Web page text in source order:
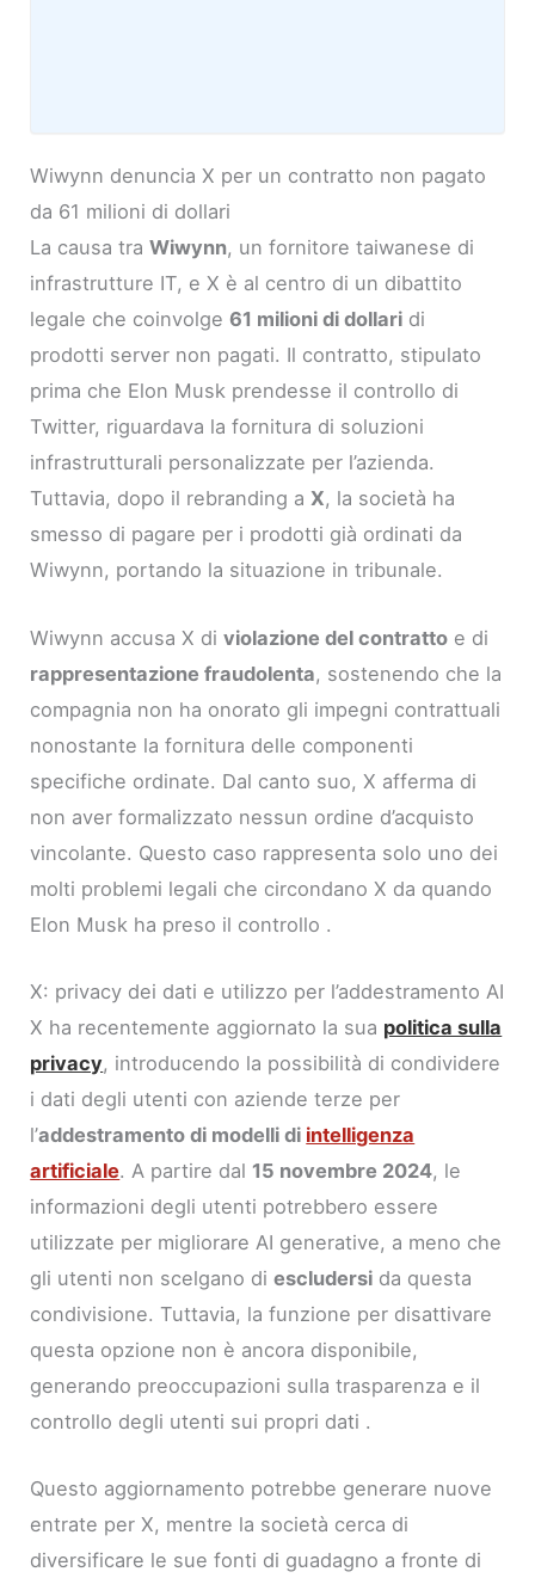
Wiwynn denuncia X per un contratto non pagato
da 61 milioni di dollari
La causa traWiwynn, un fornitore taiwanese di
infrastrutture IT, e X è al centro di un dibattito
legale che coinvolge61 milioni di dollari di
prodotti server non pagati. Il contratto, stipulato
prima che Elon Musk prendesse il controllo di
Twitter, riguardava la fornitura di soluzioni
infrastrutturali personalizzate per l’azienda.
Tuttavia, dopo il rebranding aX, la società ha
smesso di pagare per i prodotti già ordinati da
Wiwynn, portando la situazione in tribunale.
Wiwynn accusa X diviolazione del contratto e di
rappresentazione fraudolenta, sostenendo che la
compagnia non ha onorato gli impegni contrattuali
nonostante la fornitura delle componenti
specifiche ordinate. Dal canto suo, X afferma di
non aver formalizzato nessun ordine d’acquisto
vincolante. Questo caso rappresenta solo uno dei
molti problemi legali che circondano X da quando
Elon Musk ha preso il controllo .
X: privacy dei dati e utilizzo per l’addestramento AI
X ha recentemente aggiornato la sua politica sulla
privacy, introducendo la possibilità di condividere
i dati degli utenti con aziende terze per
l’addestramento di modelli di intelligenza
artificiale. A partire dal 15 novembre 2024, le
informazioni degli utenti potrebbero essere
utilizzate per migliorare AI generative, a meno che
gli utenti non scelgano diescludersi da questa
condivisione. Tuttavia, la funzione per disattivare
questa opzione non è ancora disponibile,
generando preoccupazioni sulla trasparenza e il
controllo degli utenti sui propri dati .
Questo aggiornamento potrebbe generare nuove
entrate per X, mentre la società cerca di
diversificare le sue fonti di guadagno a fronte di